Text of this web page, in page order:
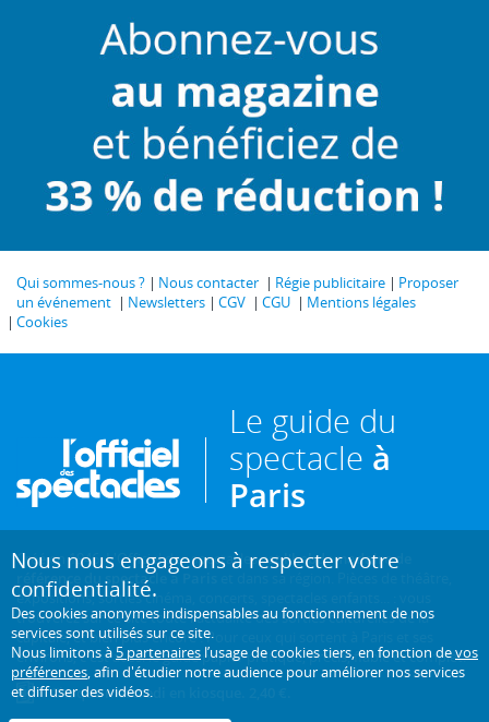
Qui sommes-nous ? Nous contacter Régie publicitaire
Proposer
un événement
Newsletters CGV CGU
Mentions légales
Cookies
Le guide du
spectacle à
Paris
Créé en 1946, L'Officiel des spectacles estl'hebdomadaire de
référence du spectacle à Paris
et dans sa région. Pièces de théâtre,
expositions, sorties cinéma, concerts, spectacles enfants... : vous
trouverez sur ce site toute l'actualité des sorties culturelles de la
capitale, et bien plus encore ! Pour ceux qui sortent à Paris et ses
environs, c'est aussi le guide papier pratique, précis, fiable et complet.
Chaque mercredi en kiosque. 2,40 €.
Nous nous engageons à respecter votre
confidentialité.
Des cookies anonymes indispensables au fonctionnement de nos
services sont utilisés sur ce site.
Nous limitons à 5 partenaires l’usage de cookies tiers, en fonction devos
préférences, afin d'étudier notre audience pour améliorer nos services
et diffuser des vidéos.